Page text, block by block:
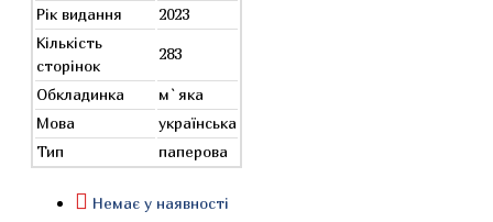
Рік видання
2023
Кількість
сторінок
283
Обкладинка
м`яка
Мова
українська
Тип
паперова
Немає у наявності